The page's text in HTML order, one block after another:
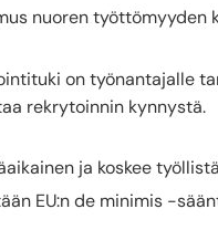
nuoren työttömyyden
on työnantajalle
rekrytoinnin kynnystä.
ja koskee
EU:n de minimis -